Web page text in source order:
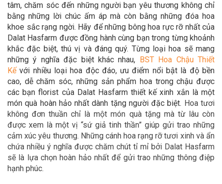
tâm, chăm sóc đến những người bạn yêu thương không chỉ
bằng những lời chúc ấm áp mà còn bằng những đóa hoa
khoe sắc rạng ngời. Hãy đểnhững bông hoa rực rỡ nhất của
Dalat Hasfarm được đồng hành cùng bạn trong từng khoảnh
khắc đặc biệt, thú vị và đáng quý. Từng loại hoa sẽ mang
những ý nghĩa đặc biệt khác nhau, BST Hoa Chậu Thiết
Kếvới nhiều loại hoa độc đáo,ưu điểm nổi bật là độ bền
cao, dễ chăm sóc, những sản phẩm hoa trong chậu được
các bạn florist của Dalat Hasfarm thiết kế xinh xắn là một
món quà hoàn hảo nhất dành tặng người đặc biệt. Hoa tươi
không đơn thuần chỉ là một món quà tặng mà từ lâu còn
được xem là một vị “sứ giả tinh thần” giúp gửi trao những
cảm xúc yêu thương. Những cánh hoa rạng rỡ tươi xinh và ẩn
chứa nhiều ý nghĩa được chăm chút tỉ mỉ bởi Dalat Hasfarm
sẽ là lựa chọn hoàn hảo nhất để gửi trao những thông điệp
hạnh phúc.